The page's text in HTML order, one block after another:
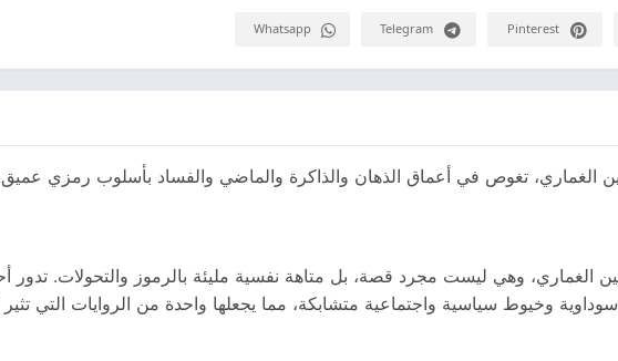
Pinterest
Telegram
Whatsapp
الغماري، تغوص في أعماق الذهان والذاكرة والماضي والفساد بأسلوب رمزي
الغماري، وهي ليست مجرد قصة، بل متاهة نفسية مليئة بالرموز والتحولات. تدور
وخيوط سياسية واجتماعية متشابكة، مما يجعلها واحدة من الروايات التي تثير